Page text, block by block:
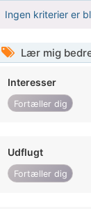
Ingen kriterier er
Lær mig
Interesser
Fortæller dig
Udflugt
Fortæller dig